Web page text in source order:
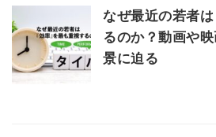
なぜ最近の若者
るのか？動画や
景に迫る